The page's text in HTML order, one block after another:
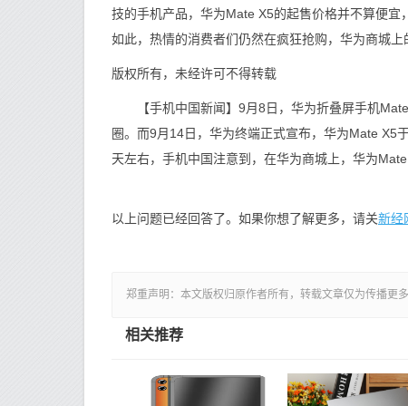
技的手机产品，华为Mate X5的起售价格并不算便
如此，热情的消费者们仍然在疯狂抢购，华为商城
版权所有，未经许可不得转载
【手机中国新闻】9月8日，华为折叠屏手机Mate
圈。而9月14日，华为终端正式宣布，华为Mate X5
天左右，手机中国注意到，在华为商城上，华为
以上问题已经回答了。如果你想了解更多，请关新经
郑重声明：本文版权归原作者所有，转载文章仅为传播更
相关推荐